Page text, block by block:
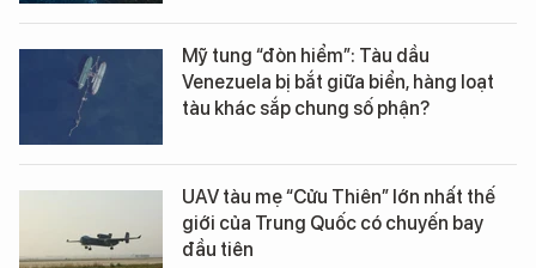
Mỹ tung “đòn hiểm”: Tàu dầu
Venezuela bị bắt giữa biển, hàng loạt
tàu khác sắp chung số phận?
UAV tàu mẹ “Cửu Thiên” lớn nhất thế
giới của Trung Quốc có chuyến bay
đầu tiên